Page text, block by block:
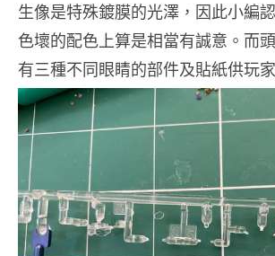
生像是特殊鍍膜的光澤，因此小編
色壞的配色上算是相當有誠意。而
有三種不同眼睛的部件及貼紙供玩